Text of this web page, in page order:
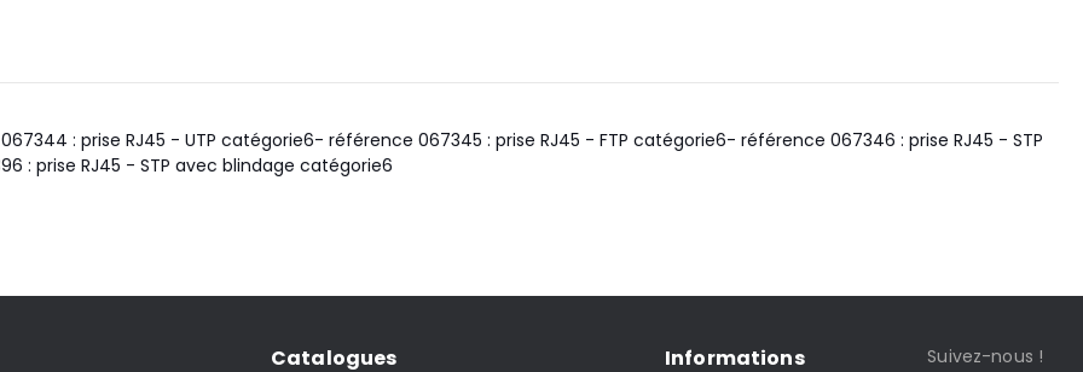
: prise RJ45 - UTP catégorie6- référence 067345 : prise RJ45 - FTP catégorie6- référence 067346 : prise RJ45 - STP
: prise RJ45 - STP avec blindage catégorie6
Catalogues Informations Suivez-nous !